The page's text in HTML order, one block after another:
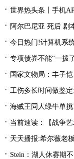
世界热头条丨手机APP教
阿尔巴尼亚 死后 剧
今日热门!计算机系
专项债券不能“一拨
国家文物局：丰子恺
工伤多长时间做鉴
海贼王同人绿牛单挑
当前速读：【战争
天天播报:希尔薇老
Stein：湖人休赛期